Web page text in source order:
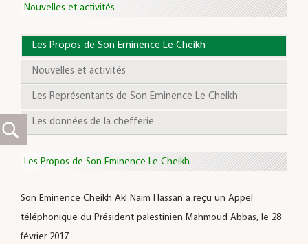
Nouvelles et activités
Les Propos de Son Eminence Le Cheikh
Nouvelles et activités
Les Représentants de Son Eminence Le Cheikh
Les données de la chefferie
Les Propos de Son Eminence Le Cheikh
Son Eminence Cheikh Akl Naim Hassan a reçu un Appel
téléphonique du Président palestinien Mahmoud Abbas, le 28
février 2017